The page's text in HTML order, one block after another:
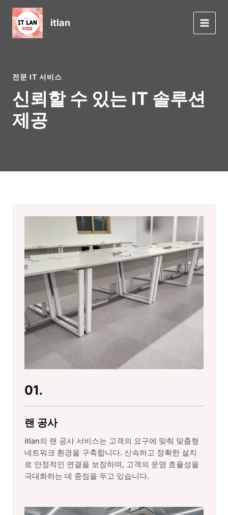
itlan
Main
전문 IT 서비스
신뢰할 수 있는 IT 솔루션
제공
01.
랜 공사
itlan의 랜 공사 서비스는 고객의 요구에 맞춰 맞춤형
네트워크 환경을 구축합니다. 신속하고 정확한 설치
로 안정적인 연결을 보장하며, 고객의 운영 효율성을
극대화하는 데 중점을 두고 있습니다.